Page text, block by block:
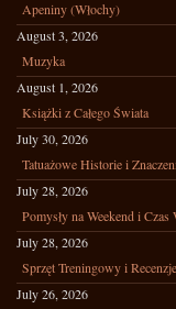
Apeniny (Włochy)
August 3, 2026
Muzyka
August 1, 2026
Książki z Całego Świata
July 30, 2026
Tatuażowe Historie i
July 28, 2026
Pomysły na Weekend i Czas
July 28, 2026
Sprzęt Treningowy i Recenzje
July 26, 2026